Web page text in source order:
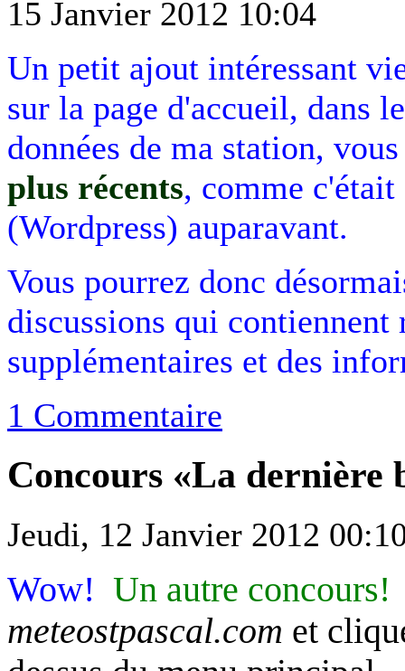
15 Janvier 2012 10:04
Un petit ajout intéressant
sur la page d'accueil, dans
données de ma station,
plus récents, comme
(Wordpress) auparavant.
Vous pourrez donc
discussions qui
supplémentaires et des
1 Commentaire
Concours «La dernière
Jeudi, 12 Janvier 2012
Wow! Un autre concours!
meteostpascal.com et